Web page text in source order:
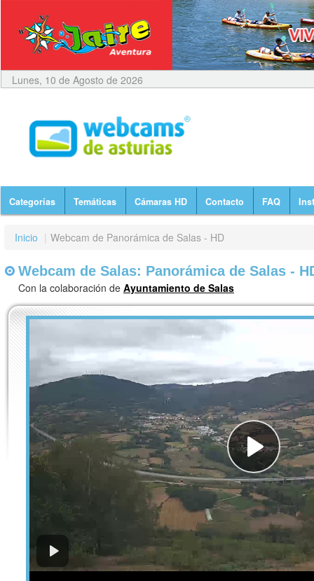
Lunes, 10 de Agosto de 2026
Categorías Temáticas Cámaras HD Contacto FAQ
Inicio | Webcam de Panorámica de Salas - HD
Webcam de Salas: Panorámica de Salas -
Con la colaboración de Ayuntamiento de Salas